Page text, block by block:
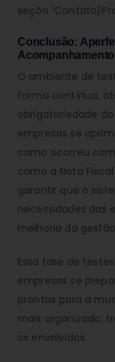
seção “Contato/
Conclusão:
O ambiente de
forma contínua,
obrigatoriedade
empresas se
como ocorreu
como a Nota
garantir que o
necessidades das
melhoria da
Essa fase de
empresas se
prontas para a
mais organizado,
os envolvidos.